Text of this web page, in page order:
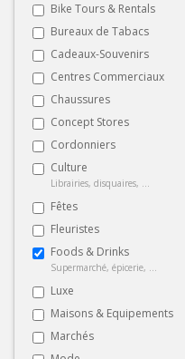
Bike Tours & Rentals
Bureaux de Tabacs
Cadeaux-Souvenirs
Centres Commerciaux
Chaussures
Concept Stores
Cordonniers
Culture
Librairies, disquaires, ...
Fêtes
Fleuristes
Foods & Drinks
Supermarché, épicerie, ...
Luxe
Maisons & Equipements
Marchés